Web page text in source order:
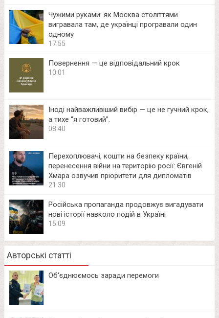
Чужими руками: як Москва століттями
вигравала там, де українці програвали один
одному
17:55
Повернення — це відповідальний крок
10:01
Іноді найважливіший вибір — це не гучний крок,
а тихе “я готовий”.
08:40
Перехоплювачі, кошти на безпеку країни,
перенесення війни на територію росії: Євгеній
Хмара озвучив пріоритети для дипломатів
21:30
Російська пропаганда продовжує вигадувати
нові історії навколо подій в Україні
15:09
Авторські статті
Об‘єднюємось заради перемоги